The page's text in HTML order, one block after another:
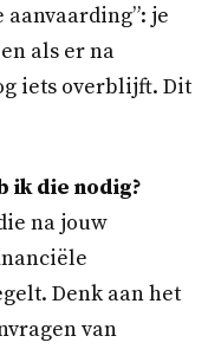
je
als er na
iets overblijft. Dit
ik die nodig?
na jouw
Denk aan het
van